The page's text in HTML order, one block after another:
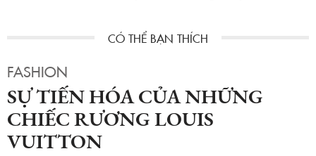
FASHION
SỰ TIẾN HÓA CỦA NHỮNG
CHIẾC RƯƠNG LOUIS
VUITTON